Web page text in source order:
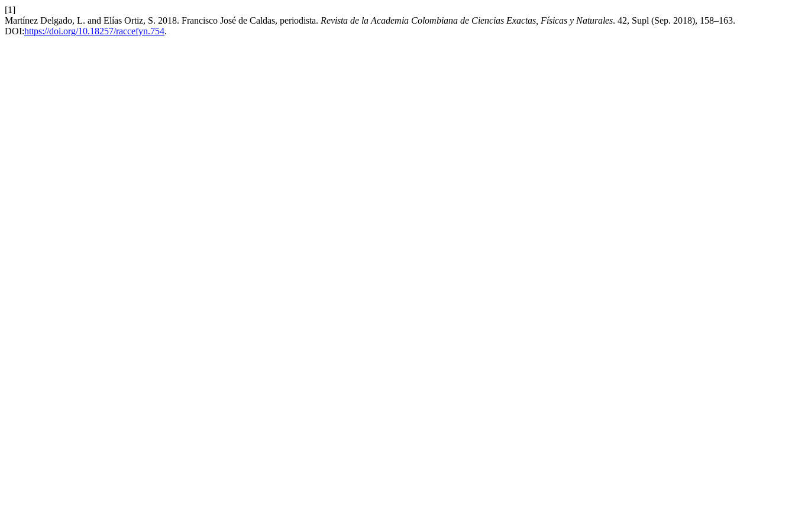
[1]
Martínez Delgado, L. and Elías Ortiz, S. 2018. Francisco José de Caldas, periodista. Revista de la Academia Colombiana de Ciencias Exactas, Físicas y Naturales. 42, Supl (Sep. 2018), 158–163.
DOI:https://doi.org/10.18257/raccefyn.754.